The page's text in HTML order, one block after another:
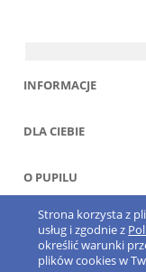
Strona korzysta z
usług i zgodnie z
określić warunki
plików cookies w
INFORMACJE
DLA CIEBIE
O PUPILU